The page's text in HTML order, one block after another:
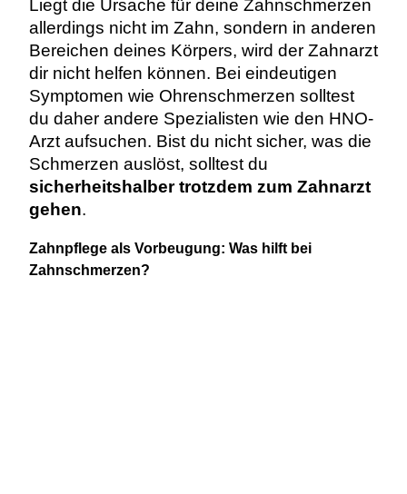
Liegt die Ursache für deine Zahnschmerzen
allerdings nicht im Zahn, sondern in anderen
Bereichen deines Körpers, wird der Zahnarzt
dir nicht helfen können. Bei eindeutigen
Symptomen wie Ohrenschmerzen solltest
du daher andere Spezialisten wie den HNO-
Arzt aufsuchen. Bist du nicht sicher, was die
Schmerzen auslöst, solltest du
sicherheitshalber trotzdem zum Zahnarzt
gehen.
Zahnpflege als Vorbeugung: Was hilft bei
Zahnschmerzen?